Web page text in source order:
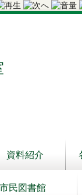
資料紹介
民図書館